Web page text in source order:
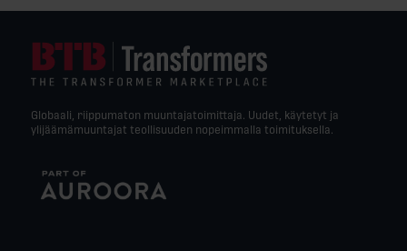
Globaali, riippumaton muuntajatoimittaja. Uudet, käytetyt ja
ylijäämämuuntajat teollisuuden nopeimmalla toimituksella.